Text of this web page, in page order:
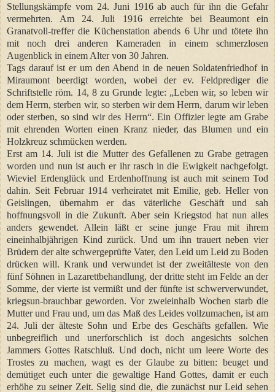
Stellungskämpfe vom 24. Juni 1916 ab auch für ihn die Gefahr
vermehrten. Am 24. Juli 1916 erreichte bei Beaumont ein
Granatvoll-treffer die Küchenstation abends 6 Uhr und tötete ihn
mit noch drei anderen Kameraden in einem schmerzlosen
Augenblick in einem Alter von 30 Jahren.
Tags darauf ist er um den Abend in de neuen Soldatenfriedhof in
Miraumont beerdigt worden, wobei der ev. Feldprediger die
Schriftstelle röm. 14, 8 zu Grunde legte: „Leben wir, so leben wir
dem Herrn, sterben wir, so sterben wir dem Herrn, darum wir leben
oder sterben, so sind wir des Herrn“. Ein Offizier legte am Grabe
mit ehrenden Worten einen Kranz nieder, das Blumen und ein
Holzkreuz schmücken werden.
Erst am 14. Juli ist die Mutter des Gefallenen zu Grabe getragen
worden und nun ist auch er ihr rasch in die Ewigkeit nachgefolgt.
Wieviel Erdenglück und Erdenhoffnung ist auch mit seinem Tod
dahin. Seit Februar 1914 verheiratet mit Emilie, geb. Heller von
Geislingen, übernahm er das väterliche Geschäft und sah
hoffnungsvoll in die Zukunft. Aber sein Kriegstod hat nun alles
anders gewendet. Allein läßt er seine junge Frau mit ihrem
eineinhalbjährigen Kind zurück. Und um ihn trauert neben vier
Brüdern der alte schwergeprüfte Vater, den Leid um Leid zu Boden
drücken will. Krank und verwundet ist der zweitälteste von den
fünf Söhnen in Lazarettbehandlung, der dritte steht im Felde an der
Somme, der vierte ist vermißt und der fünfte ist schwerverwundet,
kriegsun-brauchbar geworden. Vor zweieinhalb Wochen starb die
Mutter und Frau und, um das Maß des Leides vollzumachen, ist am
24. Juli der älteste Sohn und Erbe des Geschäfts gefallen. Wie
unbegreiflich und unerforschlich ist doch angesichts solchen
Jammers Gottes Ratschluß. Und doch, nicht um leere Worte des
Trostes zu machen, wagt es der Glaube zu bitten: beuget und
demütiget euch unter die gewaltige Hand Gottes, damit er euch
erhöhe zu seiner Zeit. Selig sind die, die zunächst nur Leid sehen